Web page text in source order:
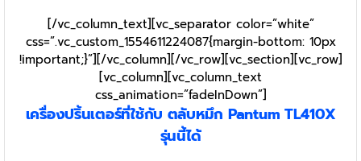
[/vc_column_text][vc_separator color=”white”
css=”.vc_custom_1554611224087{margin-bottom: 10px
!important;}”][/vc_column][/vc_row][vc_section][vc_row]
[vc_column][vc_column_text
css_animation=”fadeInDown”]
เครื่องปริ้นเตอร์ที่ใช้กับ ตลับหมึก Pantum TL410X
รุ่นนี้ได้